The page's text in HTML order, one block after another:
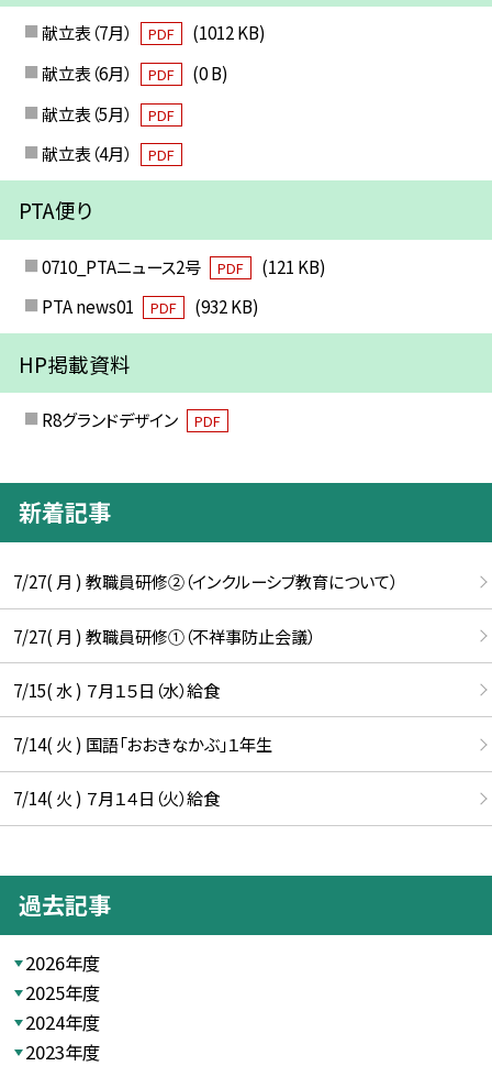
献立表（7月） PDF
(1012 KB)
献立表（6月）
PDF
(0 B)
献立表（5月）
PDF
献立表（4月） PDF
PTA便り
0710_PTAニュース2号 PDF
(121 KB)
PTA news01
PDF (932 KB)
HP掲載資料
R8グランドデザイン PDF
新着記事
7/27( 月 ) 教職員研修②（インクルーシブ教育について）
7/27( 月 ) 教職員研修①（不祥事防止会議）
7/15( 水 ) ７月１５日（水）給食
7/14( 火 ) 国語「おおきなかぶ」１年生
7/14( 火 ) ７月１４日（火）給食
過去記事
2026年度
2025年度
2024年度
2023年度